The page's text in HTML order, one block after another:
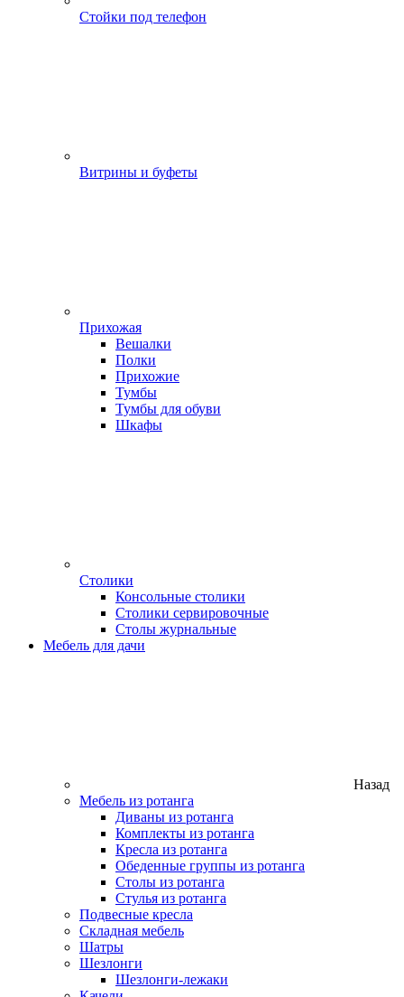
Стойки под телефон
Витрины и буфеты
Прихожая
Вешалки
Полки
Прихожие
Тумбы
Тумбы для обуви
Шкафы
Столики
Консольные столики
Столики сервировочные
Столы журнальные
Мебель для дачи
Назад
Мебель из ротанга
Диваны из ротанга
Комплекты из ротанга
Кресла из ротанга
Обеденные группы из ротанга
Столы из ротанга
Стулья из ротанга
Подвесные кресла
Складная мебель
Шатры
Шезлонги
Шезлонги-лежаки